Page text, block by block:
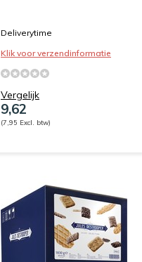
Deliverytime
Klik voor verzendinformatie
Vergelijk
9,62
(7,95 Excl. btw)